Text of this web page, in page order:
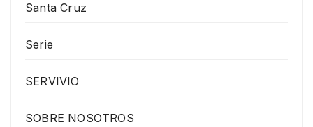
Santa Cruz
Serie
SERVIVIO
SOBRE NOSOTROS